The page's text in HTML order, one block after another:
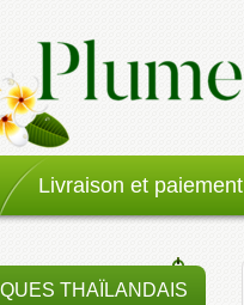
Livraison et paiement
THAÏLANDAIS